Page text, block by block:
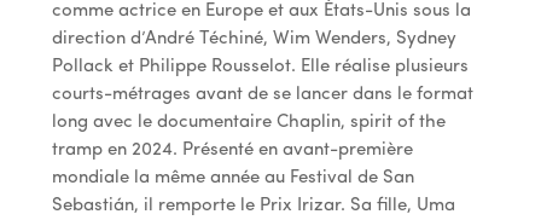
comme actrice en Europe et aux États-Unis sous la
direction d’André Téchiné, Wim Wenders, Sydney
Pollack et Philippe Rousselot. Elle réalise plusieurs
courts-métrages avant de se lancer dans le format
long avec le documentaire Chaplin, spirit of the
tramp en 2024. Présenté en avant-première
mondiale la même année au Festival de San
Sebastián, il remporte le Prix Irizar. Sa fille, Uma